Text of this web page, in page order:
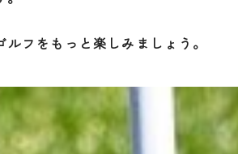
フをもっと楽しみましょう。